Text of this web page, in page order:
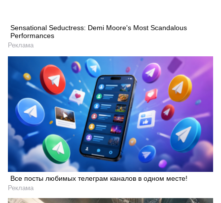
Sensational Seductress: Demi Moore's Most Scandalous
Performances
Реклама
Все посты любимых телеграм каналов в одном месте!
Реклама